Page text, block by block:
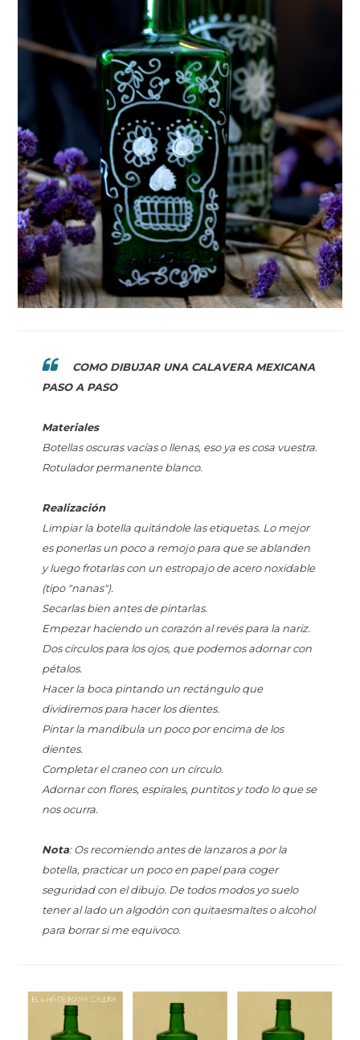
COMO DIBUJAR UNA CALAVERA MEXICANA
PASO A PASO
Materiales
Botellas oscuras vacías o llenas, eso ya es cosa vuestra.
Rotulador permanente blanco.
Realización
Limpiar la botella quitándole las etiquetas. Lo mejor
es ponerlas un poco a remojo para que se ablanden
y luego frotarlas con un estropajo de acero noxidable
(tipo "nanas").
Secarlas bien antes de pintarlas.
Empezar haciendo un corazón al revés para la nariz.
Dos círculos para los ojos, que podemos adornar con
pétalos.
Hacer la boca pintando un rectángulo que
dividiremos para hacer los dientes.
Pintar la mandíbula un poco por encima de los
dientes.
Completar el craneo con un círculo.
Adornar con flores, espirales, puntitos y todo lo que se
nos ocurra.
Nota: Os recomiendo antes de lanzaros a por la
botella, practicar un poco en papel para coger
seguridad con el dibujo. De todos modos yo suelo
tener al lado un algodón con quitaesmaltes o alcohol
para borrar si me equivoco.